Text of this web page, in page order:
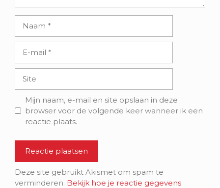
mail
Mijn naam, e-mail en site opslaan in deze
browser voor de volgende keer wanneer ik een
reactie plaats.
Deze site gebruikt Akismet om spam te
verminderen. Bekijk hoe je reactie gegevens